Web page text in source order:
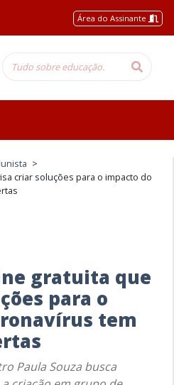
Área do Assinante
>
criar soluções para o impacto do
gratuita que
para o
tem
Paula Souza busca